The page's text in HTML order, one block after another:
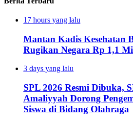
17 hours yang lalu
Mantan Kadis Kesehatan
Rugikan Negara Rp 1,1
3 days yang lalu
SPL 2026 Resmi Dibuka,
Amaliyyah Dorong
Siswa di Bidang Olahraga